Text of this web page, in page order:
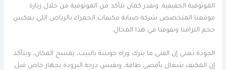
الموثوقية الحقيقية. وتقدر كمان تتأكد من الموثوقية من خلال زيارة
موقعنا المتخصص شركة صيانة مكيفات الحمراء بالرياض اللي يعكس
حجم التزامنا وتفوقنا في هذا المجال.
الجودة تعني إن الفني ما يترك وراه حوسة بالبيت، يمسح المكان، ويتأكد
إن المكيف شغال بأقصى طاقة، ويقيس درجة البرودة بجهاز خاص قبل